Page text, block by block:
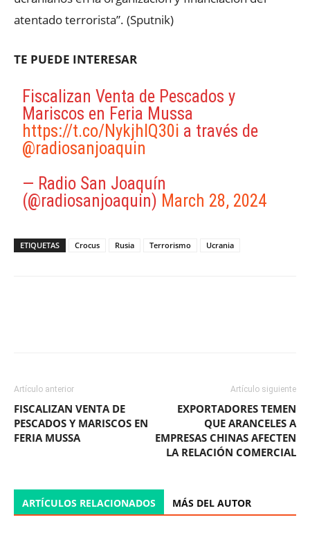
atentado terrorista”. (Sputnik)
TE PUEDE INTERESAR
Fiscalizan Venta de Pescados y
Mariscos en Feria Mussa
https://t.co/NykjhIQ30i a través de
@radiosanjoaquin
— Radio San Joaquín
(@radiosanjoaquin) March 28, 2024
ETIQUETAS Crocus Rusia Terrorismo Ucrania
Artículo anterior
FISCALIZAN VENTA DE
PESCADOS Y MARISCOS EN
FERIA MUSSA
Artículo siguiente
EXPORTADORES TEMEN
QUE ARANCELES A
EMPRESAS CHINAS AFECTEN
LA RELACIÓN COMERCIAL
ARTÍCULOS RELACIONADOS MÁS DEL AUTOR